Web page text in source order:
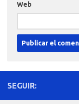
Web
SEGUIR: